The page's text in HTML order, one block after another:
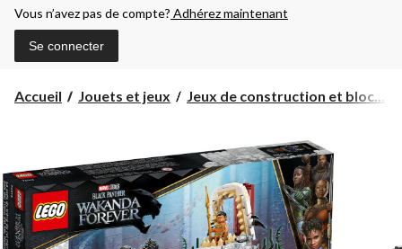
Vous n’avez pas de compte? Adhérez maintenant
Se connecter
Accueil Jouets et jeux Jeux de construction et bloc...